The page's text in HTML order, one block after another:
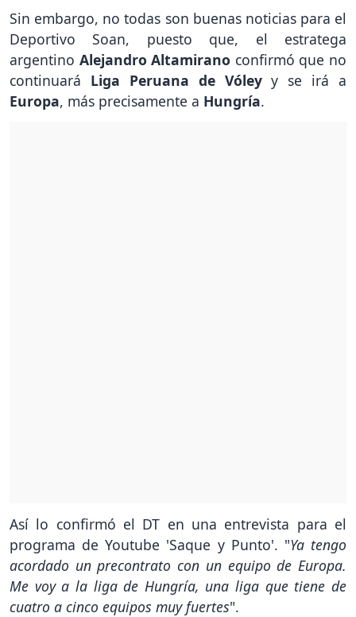
Sin embargo, no todas son buenas noticias para el
Deportivo Soan, puesto que, el estratega
argentino Alejandro Altamirano confirmó que no
continuará Liga Peruana de Vóleyy se irá a
Europa, más precisamente a Hungría.
Así lo confirmó el DT en una entrevista para el
programa de Youtube 'Saque y Punto'. "Ya tengo
acordado un precontrato con un equipo de Europa.
Me voy a la liga de Hungría, una liga que tiene de
cuatro a cinco equipos muy fuertes".